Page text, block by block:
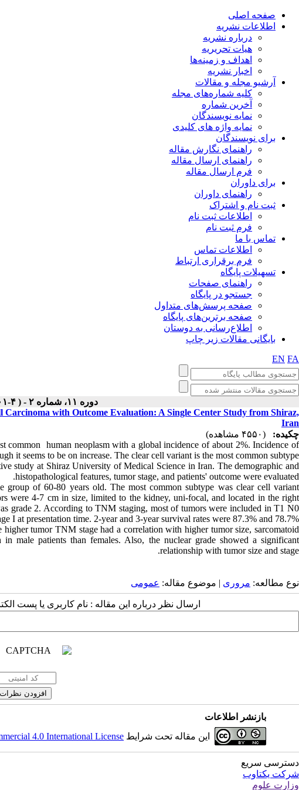
صفحه اصلی
اطلاعات نشریه
درباره نشریه
هیات تحریریه
اهداف و زمینه‌ها
اخبار نشریه
آرشیو مجله و مقالات
کلیه شماره‌های مجله
آخرین شماره
نمایه نویسندگان
نمایه واژه های کلیدی
برای نویسندگان
راهنمای نگارش مقاله
راهنمای ارسال مقاله
فرم ارسال مقاله
برای داوران
راهنمای داوران
ثبت نام و اشتراک
اطلاعات ثبت نام
فرم ثبت نام
تماس با ما
اطلاعات تماس
فرم برقراری ارتباط
تسهیلات پایگاه
راهنمای صفحات
جستجو در پایگاه
صفحه پرسش‌های متداول
صفحه برترین‌های پایگاه
اطلاع‌رسانی به دوستان
بایگانی مقالات زیر چاپ
EN FA
دوره ۱۱، شماره ۲ - ( ۴-۱۴۰۱ )
with Outcome Evaluation: A Single Center Study from Shiraz,
Iran
چکیده:
(۴۵۵۰ مشاهده)
common human neoplasm with a global incidence of about 2%. Incidence of
it seems to be on increase. The clear cell variant is the most common subtype.
study at Shiraz University of Medical Science in Iran. The demographic and
histopathological features, tumor stage, and patients' outcome were evaluated.
group of 60-80 years old. The most common subtype was clear cell variant
were 4-7 cm in size, limited to the kidney, uni-focal, and located in the right
grade 2. According to TNM staging, most of tumors were included in T1 N0
I at presentation time. 2-year and 3-year survival rates were 87.3% and 78.7%.
tumor TNM stage had a correlation with higher tumor size, sarcomatoid
male patients than females. Also, the nuclear grade showed a significant
relationship with tumor size and stage.
نوع مطالعه: مروری | موضوع مقاله: عمومى
ارسال نظر درباره این مقاله : نام کاربری یا پست
بازنشر اطلاعات
این مقاله تحت شرایط 4.0 International License
دسترسی سریع
شرکت یکتاوب
وزارت علوم